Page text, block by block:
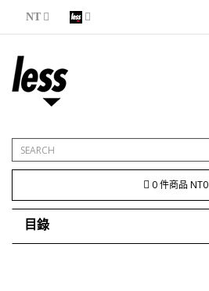
NT
0 件商品 NT0
目錄